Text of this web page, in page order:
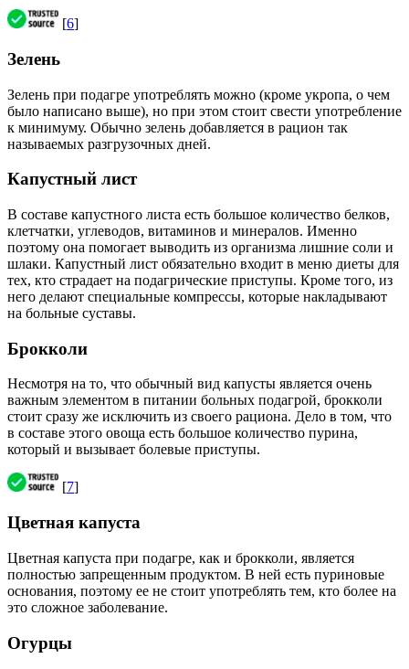
[6]
Зелень
Зелень при подагре употреблять можно (кроме укропа, о чем
было написано выше), но при этом стоит свести употребление
к минимуму. Обычно зелень добавляется в рацион так
называемых разгрузочных дней.
Капустный лист
В составе капустного листа есть большое количество белков,
клетчатки, углеводов, витаминов и минералов. Именно
поэтому она помогает выводить из организма лишние соли и
шлаки. Капустный лист обязательно входит в меню диеты для
тех, кто страдает на подагрические приступы. Кроме того, из
него делают специальные компрессы, которые накладывают
на больные суставы.
Брокколи
Несмотря на то, что обычный вид капусты является очень
важным элементом в питании больных подагрой, брокколи
стоит сразу же исключить из своего рациона. Дело в том, что
в составе этого овоща есть большое количество пурина,
который и вызывает болевые приступы.
[7]
Цветная капуста
Цветная капуста при подагре, как и брокколи, является
полностью запрещенным продуктом. В ней есть пуриновые
основания, поэтому ее не стоит употреблять тем, кто более на
это сложное заболевание.
Огурцы